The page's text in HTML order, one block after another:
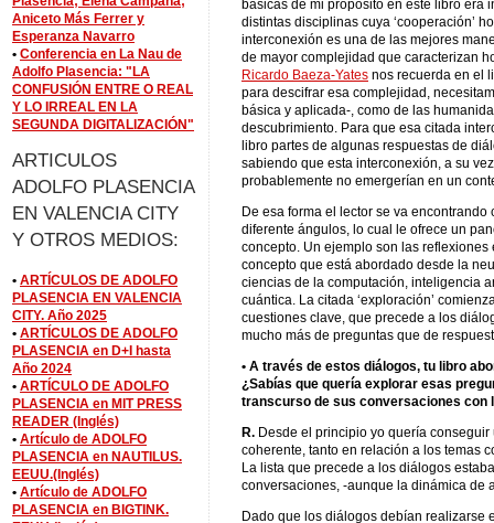
básicas de mi propósito en este libro era
distintas disciplinas cuya ‘cooperación’
interconexión es una de las mejores
de mayor complejidad que caracterizan
Ricardo Baeza-Yates nos recuerda en el
para descifrar esa complejidad,
básica y aplicada-, como de las
descubrimiento. Para que esa citada
libro partes de algunas respuestas de
sabiendo que esta interconexión, a su
probablemente no emergerían en un
De esa forma el lector se va
diferente ángulos, lo cual le ofrece un
concepto. Un ejemplo son las reflexiones
concepto que está abordado desde la
ciencias de la computación, inteligencia
cuántica. La citada ‘exploración’
cuestiones clave, que precede a los
mucho más de preguntas que de
• A través de estos diálogos, tu libro
¿Sabías que quería explorar esas
transcurso de sus conversaciones con
R. Desde el principio yo quería
coherente, tanto en relación a los temas
La lista que precede a los diálogos
conversaciones, -aunque la dinámica de
Dado que los diálogos debían realizarse
Aniceto Más Ferrer y
Esperanza Navarro
• Conferencia en La Nau de
Adolfo Plasencia: "LA
CONFUSIÓN ENTRE O REAL
Y LO IRREAL EN LA
SEGUNDA DIGITALIZACIÓN"
ARTICULOS
ADOLFO PLASENCIA
EN VALENCIA CITY
Y OTROS MEDIOS:
• ARTÍCULOS DE ADOLFO
PLASENCIA EN VALENCIA
CITY. Año 2025
• ARTÍCULOS DE ADOLFO
PLASENCIA en D+I hasta
Año 2024
• ARTÍCULO DE ADOLFO
PLASENCIA en MIT PRESS
READER (Inglés)
• Artículo de ADOLFO
PLASENCIA en NAUTILUS.
EEUU.(Inglés)
• Artículo de ADOLFO
PLASENCIA en BIGTINK.